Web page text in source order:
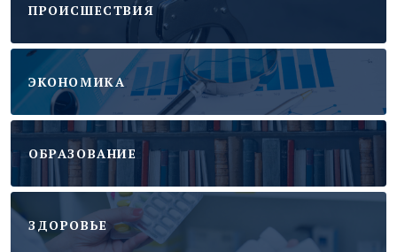
ПРОИСШЕСТВИЯ
ЭКОНОМИКА
ОБРАЗОВАНИЕ
ЗДОРОВЬЕ